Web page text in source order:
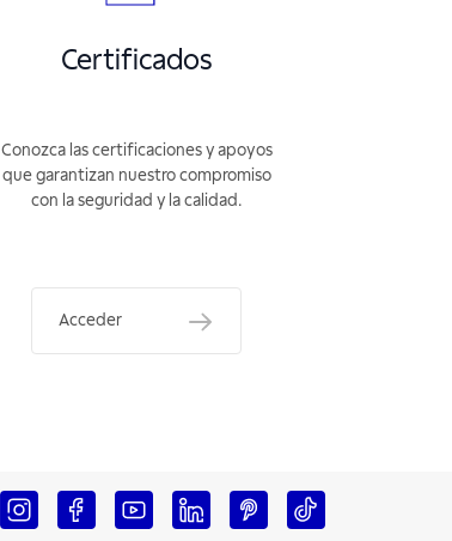
Certificados
Conozca las certificaciones y apoyos
que garantizan nuestro compromiso
con la seguridad y la calidad.
Acceder